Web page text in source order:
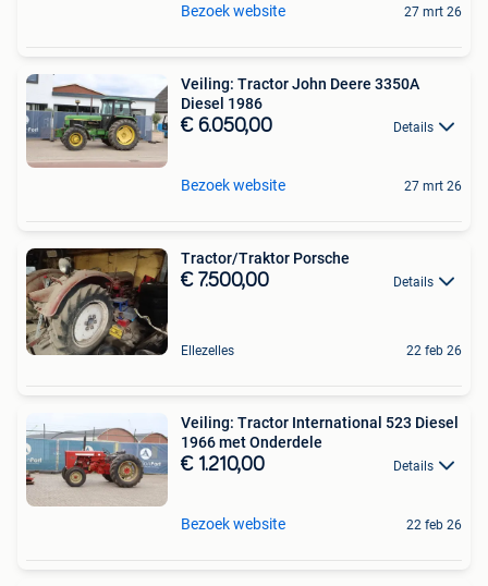
Bezoek website 27 mrt 26
Veiling: Tractor John Deere 3350A
Diesel 1986
€ 6.050,00 Details
Bezoek website 27 mrt 26
Tractor/Traktor Porsche
€ 7.500,00 Details
Ellezelles 22 feb 26
Veiling: Tractor International 523 Diesel
1966 met Onderdele
€ 1.210,00 Details
Bezoek website 22 feb 26